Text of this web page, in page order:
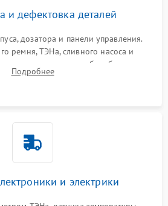
и дефектовка деталей
дозатора и панели управления.
ремня, ТЭНа, сливного насоса и
подшипников барабана и
а манжеты люка на разрывы.
Подробнее
и электрики